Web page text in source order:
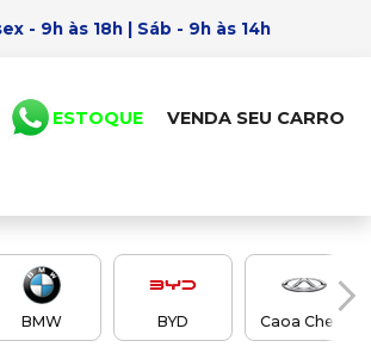
- 9h às 18h | Sáb - 9h às 14h
ESTOQUE VENDA SEU CARRO
BMW BYD Caoa Chery